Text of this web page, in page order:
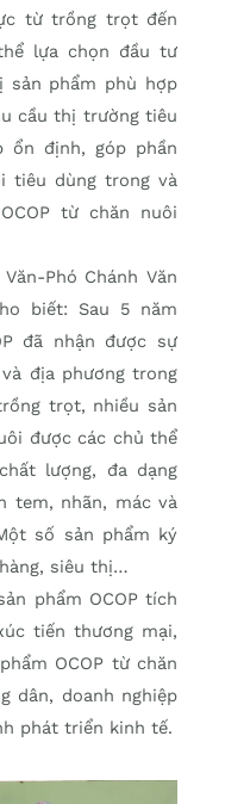
từ trồng trọt đến
lựa chọn đầu tư
sản phẩm phù hợp
cầu thị trường tiêu
ổn định, góp phần
tiêu dùng trong và
từ chăn nuôi
Phó Chánh Văn
biết: Sau 5 năm
đã nhận được sự
địa phương trong
trọt, nhiều sản
được các chủ thể
lượng, đa dạng
tem, nhãn, mác và
số sản phẩm ký
siêu thị…
phẩm OCOP tích
tiến thương mại,
OCOP từ chăn
dân, doanh nghiệp
phát triển kinh tế.